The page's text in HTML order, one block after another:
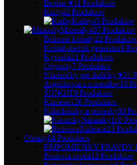
Brošne ♥11 Produktov
Karty42 Produktov
Knihy45 Produktov
Minerály407 Produktov
Brúsené krištály22 Produktov
Krištál obelisk generátor6
Kyvadlá21 Produktov
Orgonity7 Produktov
Náušničky pre dušičky ♥31
Anjelikovia z minerálov15
ŠUNGIT9 Produktov
Kamene126 Produktov
Náhrdelníky a prívesky80
Náramky110
Ružence23
Obrazy84 Produktov
PRIPOMIENKY PRAVDY
Poslovia svetla12 Produktov